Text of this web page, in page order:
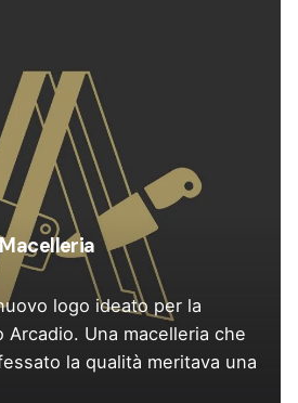
logo ideato per la
Arcadio. Una macelleria che
la qualità meritava una